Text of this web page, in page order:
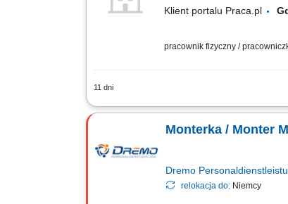
Klient portalu Praca.pl
pracownik fizyczny /
11 dni
Obróbka drewna, sklejki,
Monterka / Monter
Dremo
relokacja do: Niemcy